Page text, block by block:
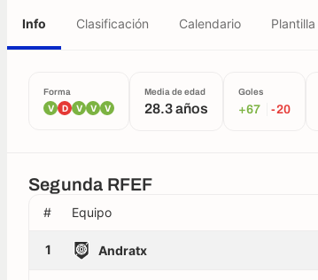
Info Clasificación Calendario Plantilla
Forma
V D V V V
Media de edad
28.3 años
Goles
+67 -20
Segunda RFEF
# Equipo
1 Andratx